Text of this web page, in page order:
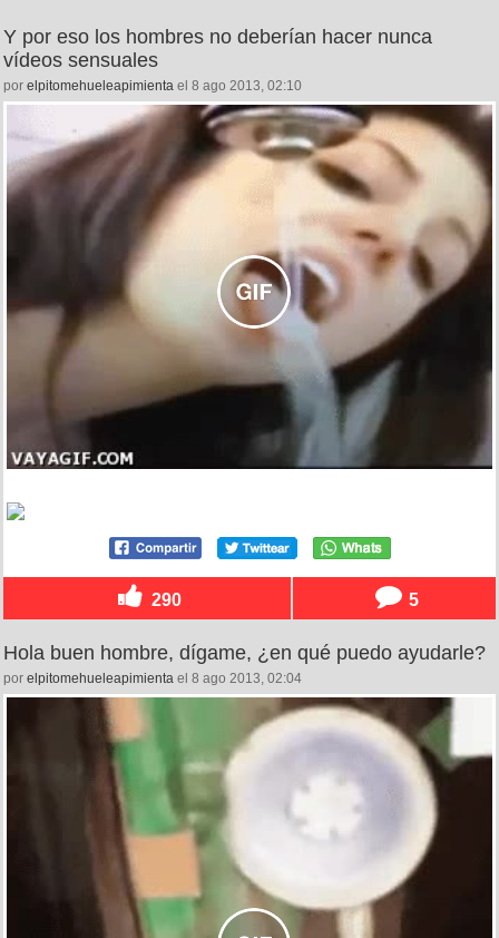
Y por eso los hombres no deberían hacer nunca
vídeos sensuales
por elpitomehueleapimienta el 8 ago 2013, 02:10
290 5
Hola buen hombre, dígame, ¿en qué puedo ayudarle?
por elpitomehueleapimienta el 8 ago 2013, 02:04